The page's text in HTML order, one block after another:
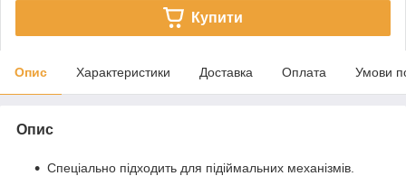
Купити
Опис Характеристики Доставка Оплата Умови
Опис
Спеціально підходить для підіймальних механізмів.